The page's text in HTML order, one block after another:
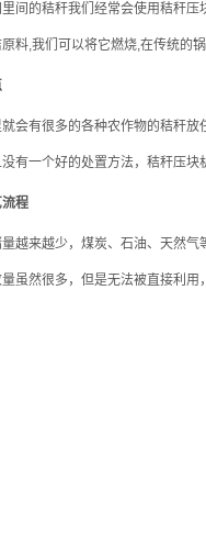
的秸秆我们经常会使用秸秆压
料,我们可以将它燃烧,在传统的
有很多的各种农作物的秸秆放
有一个好的处置方法，秸秆压
程
来越少，煤炭、石油、天然气
虽然很多，但是无法被直接利